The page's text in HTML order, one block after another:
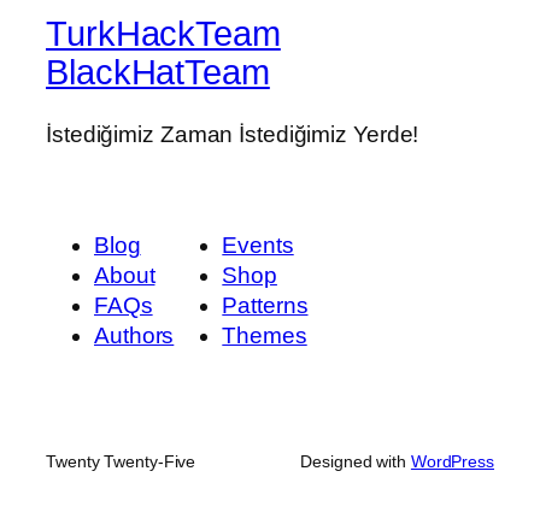
TurkHackTeam
BlackHatTeam
İstediğimiz Zaman İstediğimiz Yerde!
Blog
About
FAQs
Authors
Events
Shop
Patterns
Themes
Twenty Twenty-Five Designed with WordPress